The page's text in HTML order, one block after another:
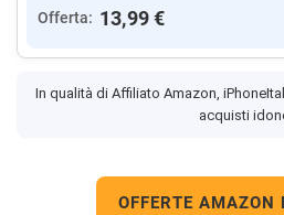
Offerta: 13,99 €
In qualità di Affiliato Amazon,
acquisti
OFFERTE AMAZON